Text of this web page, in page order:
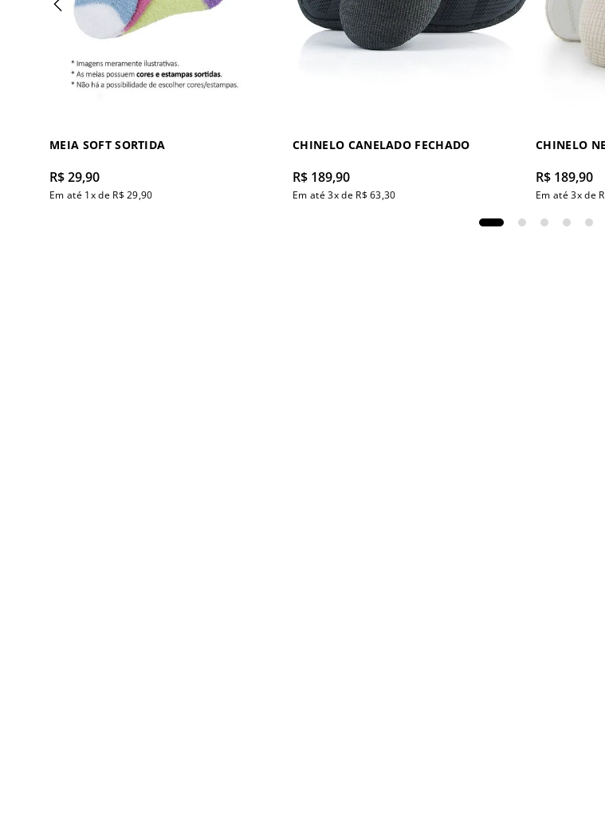
MEIA SOFT SORTIDA
R$29,90
Em até 1x de R$ 29,90
CHINELO CANELADO FECHADO
R$ 189,90
Em até3x de R$ 63,30
CHINELO
R$ 189,90
Em até3x de